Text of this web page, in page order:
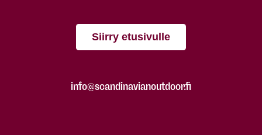
Siirry etusivulle
info@scandinavianoutdoor.fi